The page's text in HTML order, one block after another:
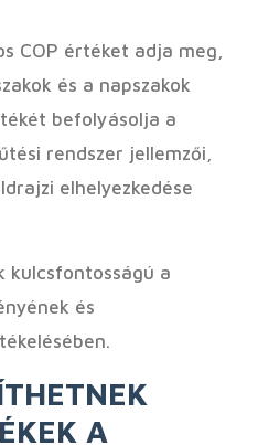
COP értéket adja meg,
és a napszakok
befolyásolja a
rendszer jellemzői,
elhelyezkedése
kulcsfontosságú a
és
A